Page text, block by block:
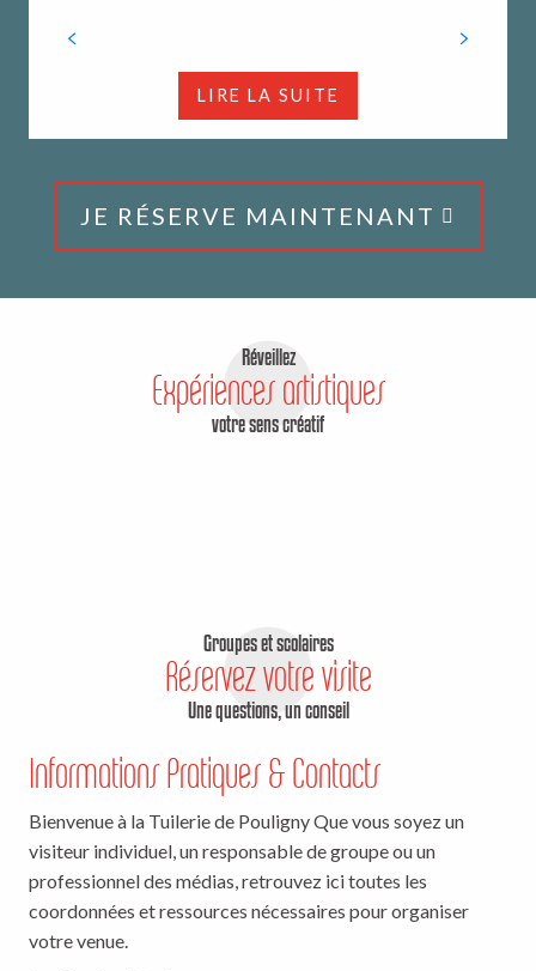
LIRE LA SUITE
JE RÉSERVE MAINTENANT
Réveillez
Expériences artistiques
votre sens créatif
Sortir en Pays dunois : tous les rendez-vous
Groupes et scolaires
Réservez votre visite
Une questions, un conseil
Informations Pratiques & Contacts
Bienvenue à la Tuilerie de Pouligny Que vous soyez un
visiteur individuel, un responsable de groupe ou un
professionnel des médias, retrouvez ici toutes les
coordonnées et ressources nécessaires pour organiser
votre venue.